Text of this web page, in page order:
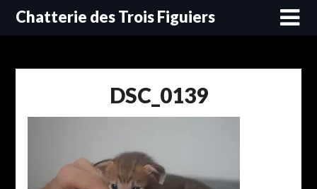
SkipChatterie des Trois Figuiers
DSC_0139